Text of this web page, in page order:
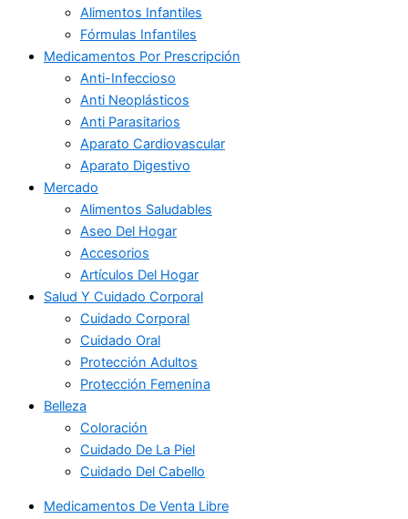
Alimentos Infantiles
Fórmulas Infantiles
Medicamentos Por Prescripción
Anti-Infeccioso
Anti Neoplásticos
Anti Parasitarios
Aparato Cardiovascular
Aparato Digestivo
Mercado
Alimentos Saludables
Aseo Del Hogar
Accesorios
Artículos Del Hogar
Salud Y Cuidado Corporal
Cuidado Corporal
Cuidado Oral
Protección Adultos
Protección Femenina
Belleza
Coloración
Cuidado De La Piel
Cuidado Del Cabello
Medicamentos De Venta Libre